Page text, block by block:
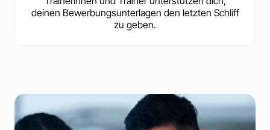
deinen Bewerbungsunterlagen den letzten Schliff
zu geben.